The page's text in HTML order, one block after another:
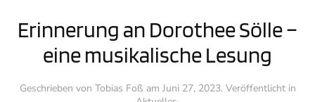
Erinnerung an Dorothee Sölle –
eine musikalische Lesung
Geschrieben von Tobias Foß am Juni 27, 2023. Veröffentlicht in